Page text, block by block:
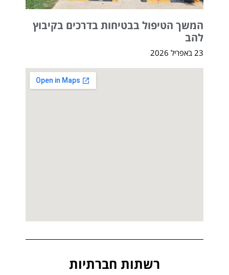
המשך הטיפול בבטיחות בדרכים בקיבוץ
להב
23 באפריל 2026
רשתות חברתיות